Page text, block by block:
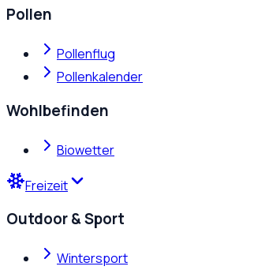
Pollen
Pollenflug
Pollenkalender
Wohlbefinden
Biowetter
Freizeit
Outdoor & Sport
Wintersport